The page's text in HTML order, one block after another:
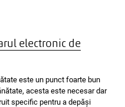
electronic de
este un punct foarte bun
acesta este necesar dar
specific pentru a depăși